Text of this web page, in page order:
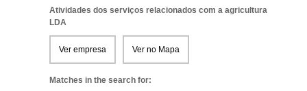
Atividades dos serviços relacionados com a agricultura
LDA
Ver empresa Ver no Mapa
Matches in the search for: